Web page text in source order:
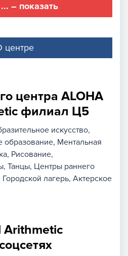
– показать
центре
центра ALOHA
филиал Ц5
искусство
Ментальная
Рисование,
Танцы Центры раннего
Городской лагерь Актерское
Arithmetic